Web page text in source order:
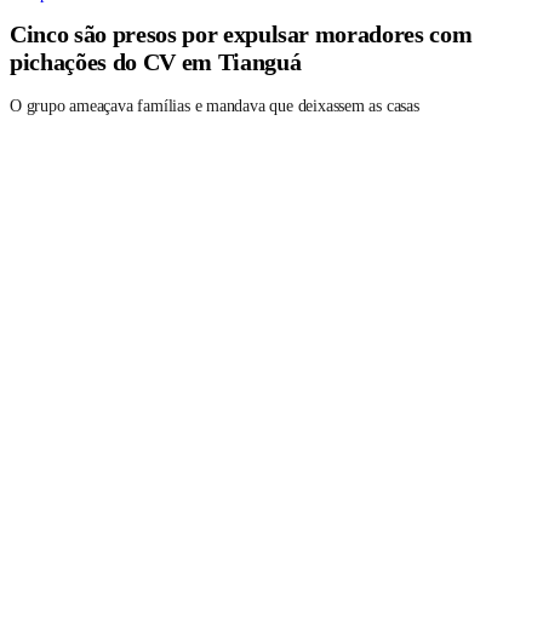
Cinco são presos por expulsar moradores com
pichações do CV em Tianguá
O grupo ameaçava famílias e mandava que deixassem as casas